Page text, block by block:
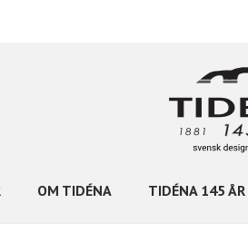
OM TIDÉNA TIDÉNA 145 ÅR